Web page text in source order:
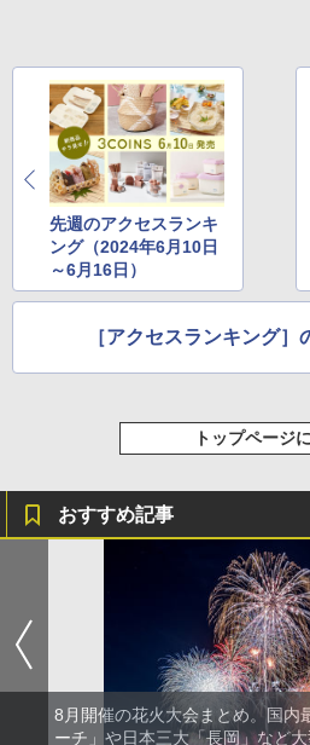
先週のアクセスランキ
ング（2024年6月10日
～6月16日）
［アクセスランキング］
トップページ
おすすめ記事
8月開催の花火大会まとめ。国内
ーチ」や日本三大「長岡」など